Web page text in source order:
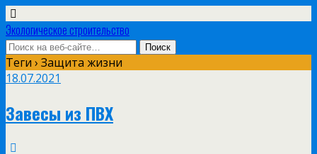
Экологическое строительство
Теги › Защита жизни
18.07.2021
Завесы из ПВХ